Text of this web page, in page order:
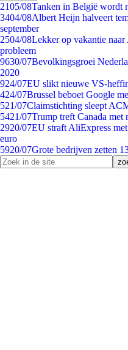
2105/08Tanken in België wordt
3404/08Albert Heijn halveert
september
2504/08Lekker op vakantie naar
probleem
9630/07Bevolkingsgroei
2020
924/07EU slikt nieuwe VS-
424/07Brussel beboet Google
521/07Claimstichting sleept
5421/07Trump treft Canada
2920/07EU straft AliExpress
euro
5920/07Grote bedrijven zetten